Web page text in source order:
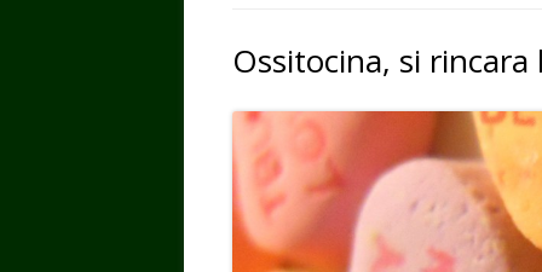
Ossitocina, si rincara